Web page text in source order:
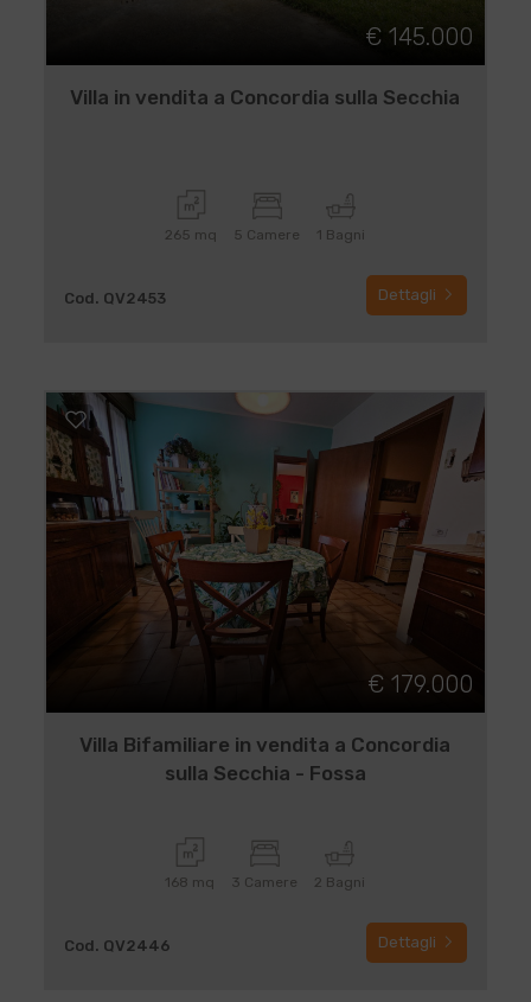
€ 145.000
Villa in vendita a Concordia sulla Secchia
265 mq 5 Camere 1 Bagni
Cod. QV2453 Dettagli
€ 179.000
Villa Bifamiliare in vendita a Concordia
sulla Secchia - Fossa
168 mq 3 Camere 2 Bagni
Cod. QV2446 Dettagli